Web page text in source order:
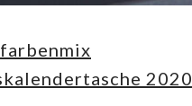
2020